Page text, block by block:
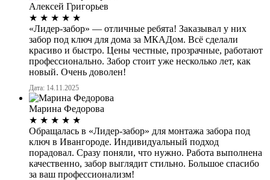
Алексей Григорьев
★ ★ ★ ★ ★
«Лидер-забор» — отличные ребята! Заказывал у них
забор под ключ для дома за МКАДом. Всё сделали
красиво и быстро. Цены честные, прозрачные, работают
профессионально. Забор стоит уже несколько лет, как
новый. Очень доволен!
Дата: 14.11.2025
Марина Федорова
★ ★ ★ ★ ★
Обращалась в «Лидер-забор» для монтажа забора под
ключ в Ивангороде. Индивидуальный подход
порадовал. Сразу поняли, что нужно. Работа выполнена
качественно, забор выглядит стильно. Большое спасибо
за ваш профессионализм!